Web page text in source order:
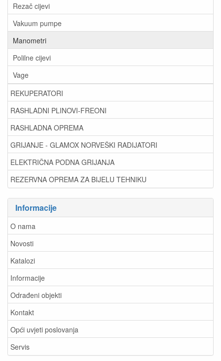
Rezač cijevi
Vakuum pumpe
Manometri
Polilne cijevi
Vage
REKUPERATORI
RASHLADNI PLINOVI-FREONI
RASHLADNA OPREMA
GRIJANJE - GLAMOX NORVEŠKI RADIJATORI
ELEKTRIČNA PODNA GRIJANJA
REZERVNA OPREMA ZA BIJELU TEHNIKU
Informacije
O nama
Novosti
Katalozi
Informacije
Odrađeni objekti
Kontakt
Opći uvjeti poslovanja
Servis